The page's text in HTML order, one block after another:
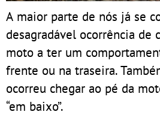
A maior parte de nós já se
desagradável ocorrência de
moto a ter um
frente ou na traseira.
ocorreu chegar ao pé da
“em baixo”.